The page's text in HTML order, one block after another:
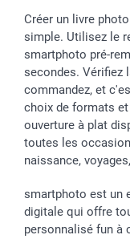
Créer un livre
simple. Utilisez le
smartphoto pré-
secondes. Vérifiez
commandez, et
choix de formats
ouverture à plat
toutes les
naissance,
smartphoto est un
digitale qui offre
personnalisé fun à